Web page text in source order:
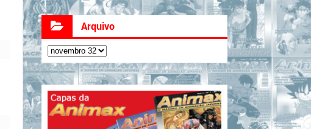
Arquivo